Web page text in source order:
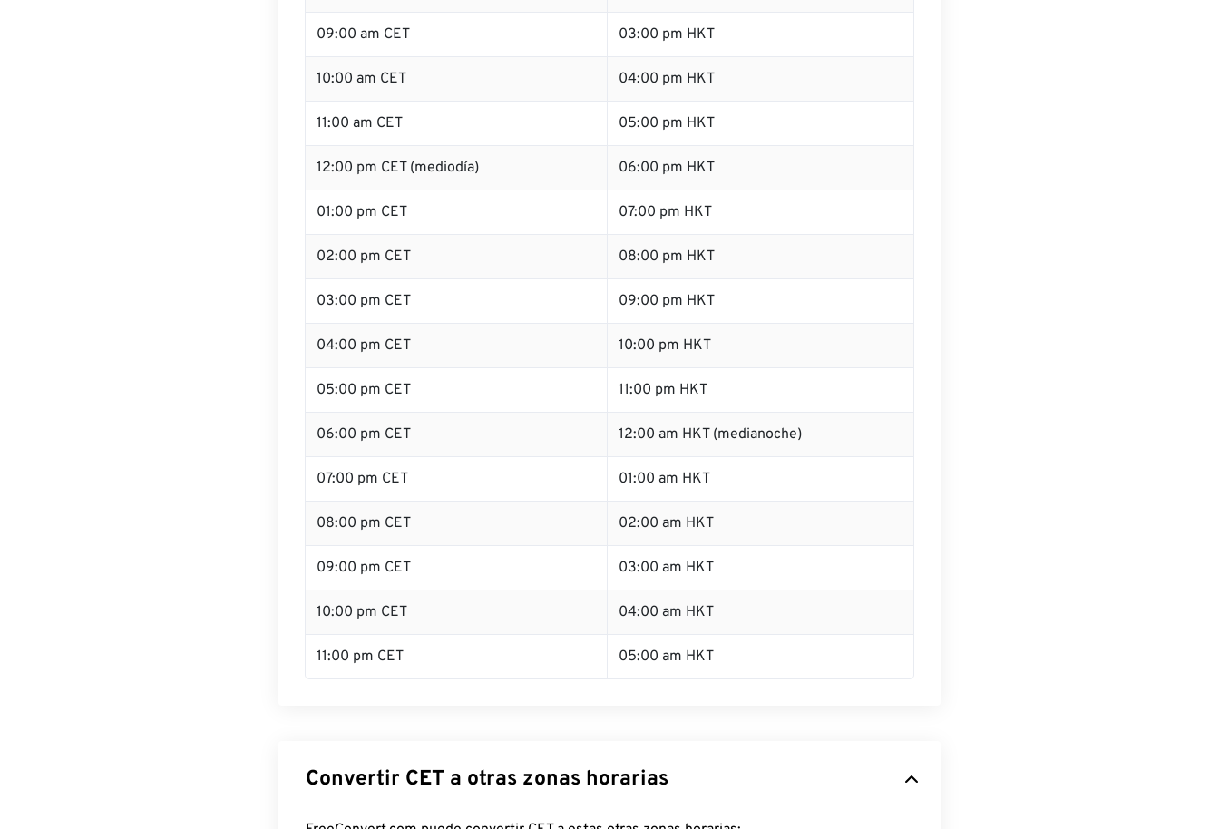
09:00 am CET 03:00 pm HKT
10:00 am CET 04:00 pm HKT
11:00 am CET 05:00 pm HKT
12:00 pm CET (mediodía) 06:00 pm HKT
01:00 pm CET 07:00 pm HKT
02:00 pm CET 08:00 pm HKT
03:00 pm CET 09:00 pm HKT
04:00 pm CET 10:00 pm HKT
05:00 pm CET 11:00 pm HKT
06:00 pm CET 12:00 am HKT (medianoche)
07:00 pm CET 01:00 am HKT
08:00 pm CET 02:00 am HKT
09:00 pm CET 03:00 am HKT
10:00 pm CET 04:00 am HKT
11:00 pm CET 05:00 am HKT
Convertir CET a otras zonas horarias